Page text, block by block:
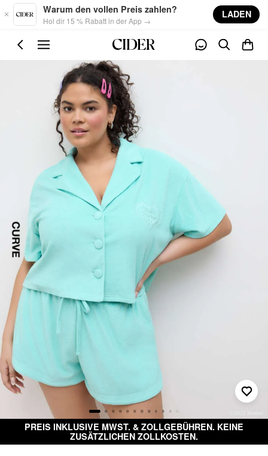
Skip to main content
Warum den vollen Preis zahlen?
Hol dir 15 % Rabatt in der App →
LADEN
PREIS INKLUSIVE MWST. & ZOLLGEBÜHREN. KEINE
ZUSÄTZLICHEN ZOLLKOSTEN.